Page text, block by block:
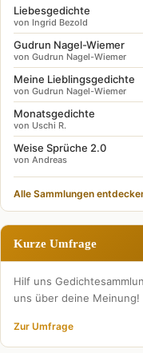
Liebesgedichte
von Ingrid Bezold
Gudrun Nagel-Wiemer
von Gudrun Nagel-Wiemer
Meine Lieblingsgedichte
von Gudrun Nagel-Wiemer
Monatsgedichte
von Uschi R.
Weise Sprüche 2.0
von Andreas
Alle Sammlungen
Kurze Umfrage
Hilf uns
uns über deine Meinung!
Zur Umfrage